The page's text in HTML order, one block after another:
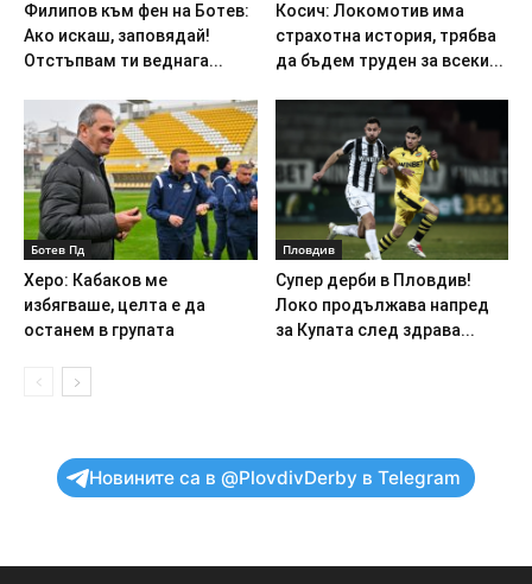
Филипов към фен на Ботев:
Ако искаш, заповядай!
Отстъпвам ти веднага...
Косич: Локомотив има
страхотна история, трябва
да бъдем труден за всеки...
Ботев Пд
Херо: Кабаков ме
избягваше, целта е да
останем в групата
Пловдив
Супер дерби в Пловдив!
Локо продължава напред
за Купата след здрава...
Новините са в @PlovdivDerby в Telegram